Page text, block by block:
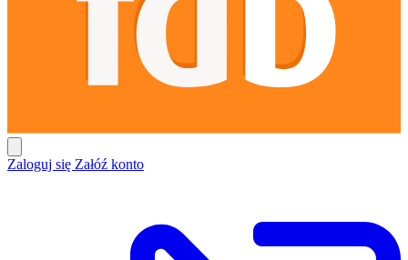
Zaloguj się Załóź konto